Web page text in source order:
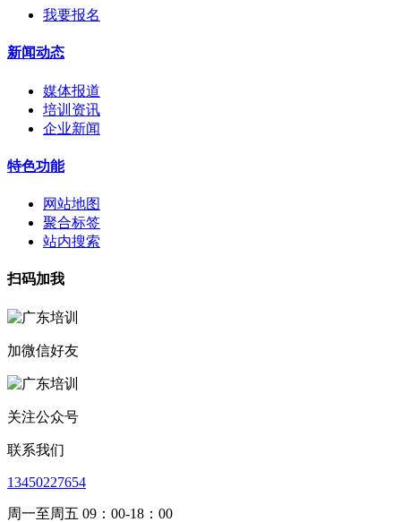
我要报名
新闻动态
媒体报道
培训资讯
企业新闻
特色功能
网站地图
聚合标签
站内搜索
扫码加我
加微信好友
关注公众号
联系我们
13450227654
周一至周五 09：00-18：00